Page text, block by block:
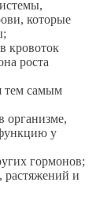
которые
кровоток
роста
тем самым
организме,
у
гормонов;
растяжений и